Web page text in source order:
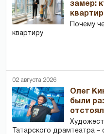
замер:
Почему
квартиру
02 августа 2026
Олег
были
Татарского драмтеатра –